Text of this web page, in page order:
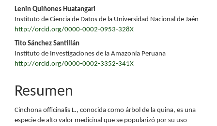
Lenin Quiñones Huatangari
Instituto de Ciencia de Datos de la Universidad Nacional de Jaén
http://orcid.org/0000-0002-0953-328X
Tito Sánchez Santillán
Instituto de Investigaciones de la Amazonía Peruana
http://orcid.org/0000-0002-3352-341X
Resumen
Cinchona officinalis L., conocida como árbol de la quina, es una
especie de alto valor medicinal que se popularizó por su uso